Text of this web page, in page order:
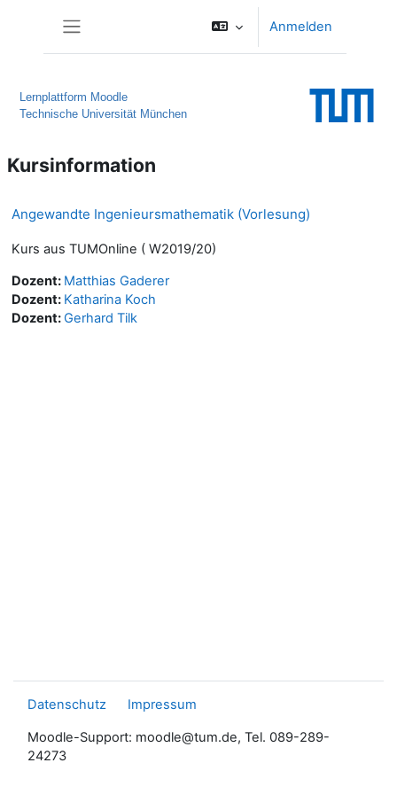
Anmelden
Lernplattform Moodle
Technische Universität München
Kursinformation
Angewandte Ingenieursmathematik (Vorlesung)
Kurs aus TUMOnline ( W2019/20)
Dozent: Matthias Gaderer
Dozent: Katharina Koch
Dozent:Gerhard Tilk
Datenschutz Impressum
Moodle-Support: moodle@tum.de, Tel. 089-289-
24273